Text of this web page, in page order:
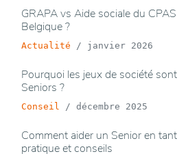
GRAPA vs Aide sociale du
Belgique ?
Actualité / janvier 2026
Pourquoi les jeux de société
Seniors ?
Conseil / décembre 2025
Comment aider un Senior en
pratique et conseils